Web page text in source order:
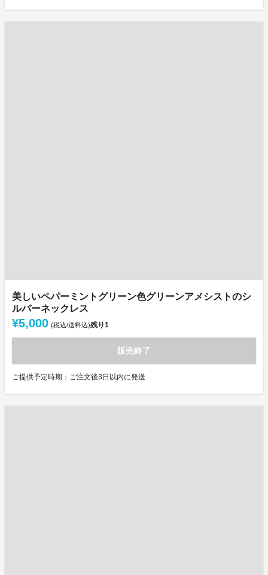
美しいペパーミントグリーン色グリーンアメシストのシ
ルバーネックレス
¥5,000 (税込/送料込)残り1
販売終了
ご提供予定時期：ご注文後3日以内に発送